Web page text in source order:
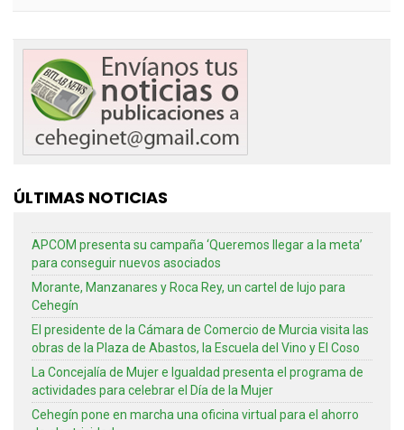
ÚLTIMAS NOTICIAS
APCOM presenta su campaña ‘Queremos llegar a la meta’
para conseguir nuevos asociados
Morante, Manzanares y Roca Rey, un cartel de lujo para
Cehegín
El presidente de la Cámara de Comercio de Murcia visita las
obras de la Plaza de Abastos, la Escuela del Vino y El Coso
La Concejalía de Mujer e Igualdad presenta el programa de
actividades para celebrar el Día de la Mujer
Cehegín pone en marcha una oficina virtual para el ahorro